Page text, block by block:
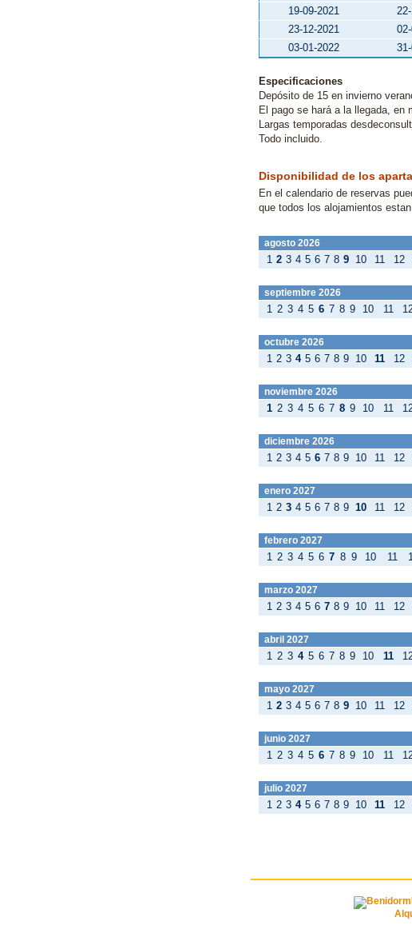
19-09-2021
23-12-2021
03-01-2022
Especificaciones
Depósito de 15 en invierno
El pago se hará a la llegada, en
Largas temporadas
Todo incluido.
Disponibilidad de los
En el calendario de reservas
que todos los alojamientos estan
agosto 2026
1 2 3 4 5 6 7 8 9 10 11 12
septiembre 2026
1 2 3 4 5 6 7 8 9 10 11
octubre 2026
1 2 3 4 5 6 7 8 9 10 11 12
noviembre 2026
1 2 3 4 5 6 7 8 9 10 11
diciembre 2026
1 2 3 4 5 6 7 8 9 10 11 12
enero 2027
1 2 3 4 5 6 7 8 9 10 11 12
febrero 2027
1 2 3 4 5 6 7 8 9 10 11
marzo 2027
1 2 3 4 5 6 7 8 9 10 11 12
abril 2027
1 2 3 4 5 6 7 8 9 10 11
mayo 2027
1 2 3 4 5 6 7 8 9 10 11 12
junio 2027
1 2 3 4 5 6 7 8 9 10 11
julio 2027
1 2 3 4 5 6 7 8 9 10 11 12